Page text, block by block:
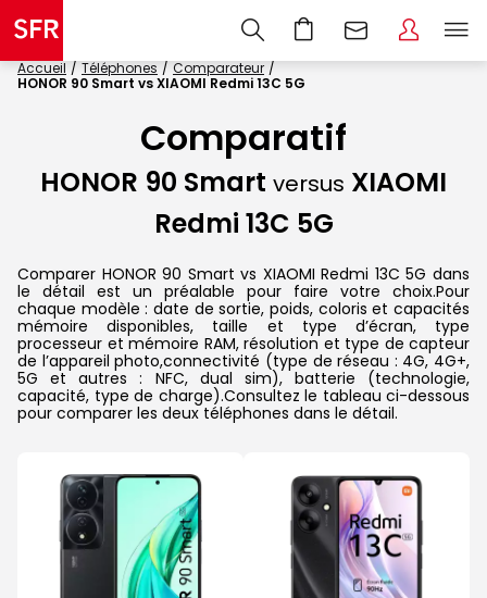
Accueil Téléphones
Comparateur
HONOR 90 Smart vs XIAOMI Redmi 13C 5G
Comparatif
HONOR 90 Smart versus XIAOMI
Redmi 13C 5G
Comparer HONOR 90 Smart vs XIAOMI Redmi 13C 5G dans
le détail est un préalable pour faire votre choix.Pour
chaque modèle : date de sortie, poids, coloris et capacités
mémoire disponibles, taille et type d’écran, type
processeur et mémoire RAM, résolution et type de capteur
de l’appareil photo,connectivité (type de réseau : 4G, 4G+,
5G et autres : NFC, dual sim), batterie (technologie,
capacité, type de charge).Consultez le tableau ci-dessous
pour comparer les deux téléphones dans le détail.